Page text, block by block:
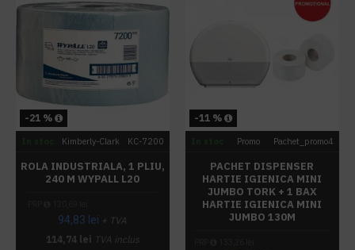
-21 %
Kimberly-Clark KC-7200
ROLA INDUSTRIALA, 1 PLIU,
240 M WYPALL L20
94,83 lei + TVA
114,74 lei TVA inclus
-11 %
Promo Pachet_promo4
PACHET DISPENSER
HARTIE IGIENICA MINI
JUMBO TORK + 1 BAX
HARTIE IGIENICA MINI
JUMBO 130M